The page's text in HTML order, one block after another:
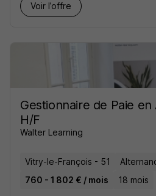
Voir l’offre
Gestionnaire de Paie
H/F
Walter Learning
Vitry-le-François - 51
760 - 1 802 € / mois
18 mois